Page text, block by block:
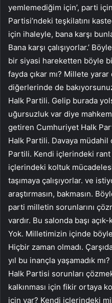
yemlemediğim için’, parti
Partisi’ndeki teşkilatını
için ihaleyle, bana karşı
Bana karşı çalışıyorlar.’
bir siyasi hareketten böyle
fayda çıkar mı? Millete yarar
diğerlerinde de
Halk Partili. Gelip burada
uğursuzluk var diye
getiren Cumhuriyet Halk
Halk Partili. Davaya
Partili. Kendi içlerindeki
içlerindeki koltuk
taşımaya çalışıyorlar. ve
araştırmasın, bakmasın.
parti milletin sorunlarını
vardır. Bu salonda başı
Yok. Milletimizin içinde böyle
Hiçbir zaman olmadı.
yıl bu inançla yaşamadık
Halk Partisi sorunları
kalkınması için fikir ortaya
için var? Kendi içlerindeki